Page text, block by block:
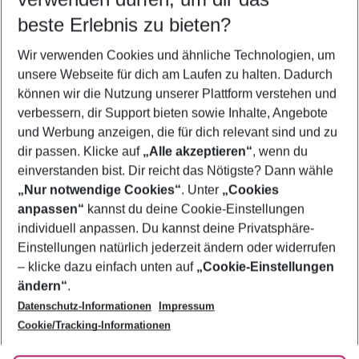
5-8 Nächte
2 Erwachsene Keine Kinder
Mehr Filter anzeigen
Footer
Footer navigation
Über uns
AGB
Bestpreisgarantie
Cookie-Einstellungen ändern
Cookie-Richtlinie
Agenturbetreuung
Barrierefreies Reisen
Folge uns
beste Erlebnis zu bieten?
Wir verwenden Cookies und ähnliche Technologien, um
unsere Webseite für dich am Laufen zu halten. Dadurch
können wir die Nutzung unserer Plattform verstehen und
verbessern, dir Support bieten sowie Inhalte, Angebote
und Werbung anzeigen, die für dich relevant sind und zu
dir passen. Klicke auf „Alle akzeptieren“, wenn du
einverstanden bist. Dir reicht das Nötigste? Dann wähle
„Nur notwendige Cookies“. Unter „Cookies
anpassen“ kannst du deine Cookie-Einstellungen
individuell anpassen. Du kannst deine Privatsphäre-
Einstellungen natürlich jederzeit ändern oder widerrufen
– klicke dazu einfach unten auf „Cookie-Einstellungen
ändern“.
Datenschutz-Informationen
Impressum
Cookie/Tracking-Informationen